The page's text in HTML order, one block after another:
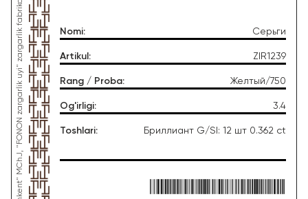
Nomi: Серьги
Artikul : ZIR1239
Rang / Proba: Желтый/750
Og'irligi: 3.4
Toshlari: Бриллиант G/SI: 12 шт 0.362 ct